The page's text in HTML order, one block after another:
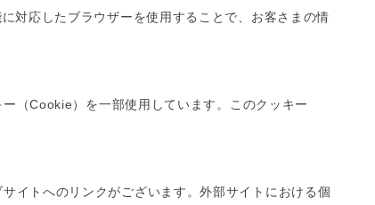
対応したブラウザーを使用することで、お客さまの情
（Cookie）を一部使用しています。このクッキー
イトへのリンクがございます。外部サイトにおける個